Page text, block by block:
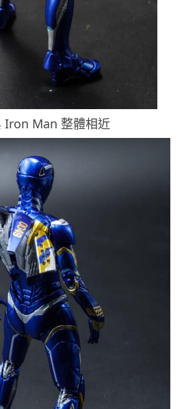
Iron Man 整體相近